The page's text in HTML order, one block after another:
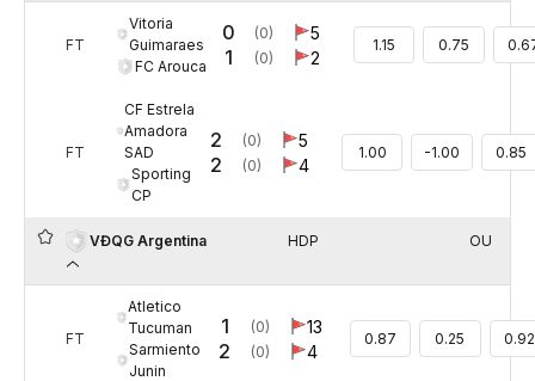
FT
Vitoria
Guimaraes
FC Arouca
0
1
(0)
(0)
5
2
1.15 0.75
FT
CF Estrela
Amadora
SAD
Sporting
CP
2
2
(0)
(0)
5
4
1.00 -1.00 0.85
VĐQG Argentina HDP OU
FT
Atletico
Tucuman
Sarmiento
Junin
1
2
(0)
(0)
13
4
0.87 0.25 0.92